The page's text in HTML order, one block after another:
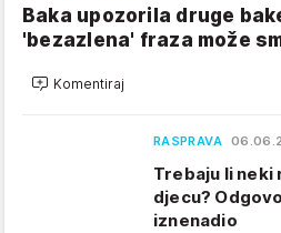
Baka upozorila druge
'bezazlena' fraza može
Komentiraj
RASPRAVA
Trebaju li
djecu?
iznenadio